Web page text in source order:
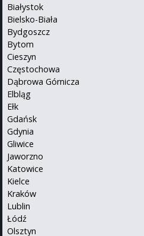
Białystok
Bielsko-Biała
Bydgoszcz
Bytom
Cieszyn
Częstochowa
Dąbrowa Górnicza
Elbląg
Ełk
Gdańsk
Gdynia
Gliwice
Jaworzno
Katowice
Kielce
Kraków
Lublin
Łódź
Olsztyn